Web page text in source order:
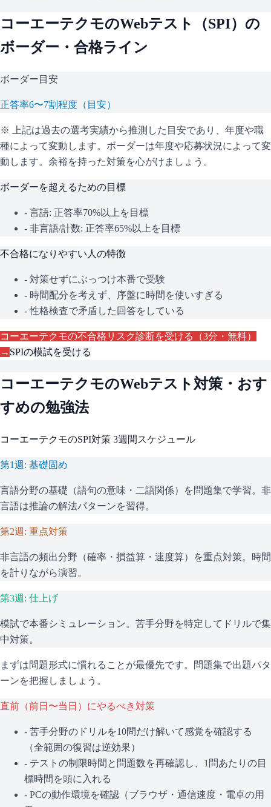
コーエーテクモのWebテスト（SPI）の
ボーダー・合格ライン
ボーダー目安
正答率6〜7割程度（目安）
※ 上記は過去の選考実績から推測した目安であり、年度や職
種によって変動します。 ボーダーは年度や応募状況によって変
動します。余裕を持った対策を心がけましょう。
ボーダーを超えるための目標
- 言語: 正答率70%以上を目標
- 非言語/計数: 正答率65%以上を目標
不合格になりやすい人の特徴
- 対策せずにぶっつけ本番で受験
- 時間配分を考えず、序盤に時間を使いすぎる
- 性格検査で矛盾した回答をしている
コーエーテクモの不合格リスク診断を受ける（3分・無料）
→ SPIの模試を受ける
コーエーテクモのWebテスト対策・おす
すめの勉強法
コーエーテクモのSPI対策 3週間スケジュール
第1週: 基礎固め
言語分野の基礎（語句の意味・二語関係）を問題集で学習。非
言語は推論の解法パターンを習得。
第2週: 重点対策
非言語の頻出分野（確率・損益算・速度算）を重点対策。時間
を計りながら演習。
第3週: 仕上げ
模試で本番シミュレーション。苦手分野を特定してドリルで集
中対策。
まずは問題形式に慣れることが最優先です。問題集で出題パタ
ーンを把握しましょう。
直前（前日〜当日）にやるべき対策
- 苦手分野のドリルを10問だけ解いて感覚を確認する
（全範囲の復習は逆効果）
- テストの制限時間と問題数を再確認し、1問あたりの目
標時間を頭に入れる
- PCの動作環境を確認（ブラウザ・通信速度・電卓の用